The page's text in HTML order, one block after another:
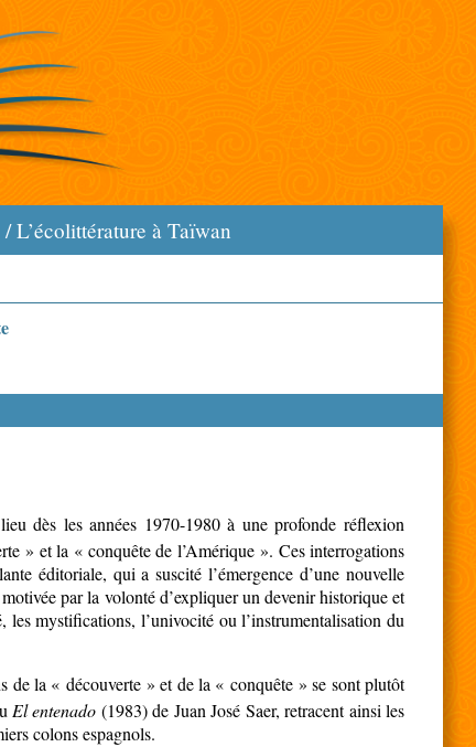
L’écolittérature à Taïwan
dès les années 1970-1980 à une profonde réflexion
» et la « conquête de l’Amérique ». Ces interrogations
éditoriale, qui a suscité l’émergence d’une nouvelle
par la volonté d’expliquer un devenir historique et
mystifications, l’univocité ou l’instrumentalisation du
de la « découverte » et de la « conquête » se sont plutôt
El entenado (1983) de Juan José Saer, retracent ainsi les
colons espagnols.